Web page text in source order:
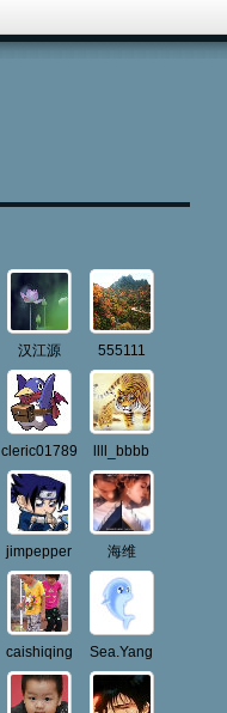
汉江源 555111
cleric01789 llll_bbbb
jimpepper 海维
caishiqing Sea.Yang